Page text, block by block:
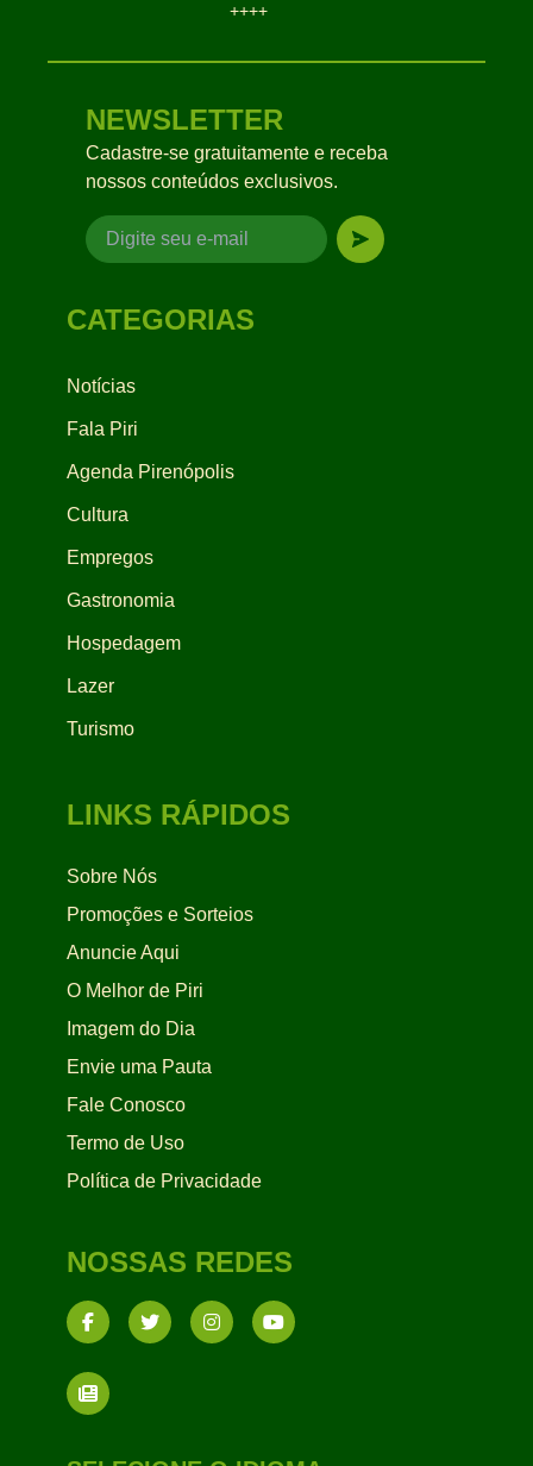
++++
NEWSLETTER
Cadastre-se gratuitamente e receba
nossos conteúdos exclusivos.
CATEGORIAS
Notícias
Fala Piri
Agenda Pirenópolis
Cultura
Empregos
Gastronomia
Hospedagem
Lazer
Turismo
LINKS RÁPIDOS
Sobre Nós
Promoções e Sorteios
Anuncie Aqui
O Melhor de Piri
Imagem do Dia
Envie uma Pauta
Fale Conosco
Termo de Uso
Política de Privacidade
NOSSAS REDES